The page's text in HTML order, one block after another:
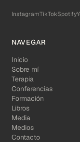
InstagramTikTokSpotify
NAVEGAR
Inicio
Sobre mí
Terapia
Conferencias
Formación
Libros
Media
Medios
Contacto